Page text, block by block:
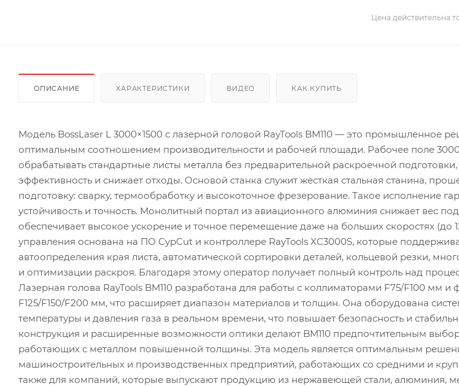
Цена действительна
ОПИСАНИЕ ХАРАКТЕРИСТИКИ ВИДЕО КАК КУПИТЬ
Модель BossLaser L 3000×1500 с лазерной головой RayTools BM110 — это промышленное
оптимальным соотношением производительности и рабочей площади. Рабочее поле
обрабатывать стандартные листы металла без предварительной раскроечной
эффективность и снижает отходы. Основой станка служит жесткая стальная станина,
подготовку: сварку, термообработку и высокоточное фрезерование. Такое исполнение
устойчивость и точность. Монолитный портал из авиационного алюминия снижает вес
обеспечивает высокое ускорение и точное перемещение даже на больших скоростях (до
управления основана на ПО CypCut и контроллере RayTools XC3000S, которые
автоопределения края листа, автоматической сортировки деталей, кольцевой резки,
и оптимизации раскроя. Благодаря этому оператор получает полный контроль над
Лазерная голова RayTools BM110 разработана для работы с коллиматорами F75/F100 мм
F125/F150/F200 мм, что расширяет диапазон материалов и толщин. Она оборудована
температуры и давления газа в реальном времени, что повышает безопасность и
конструкция и расширенные возможности оптики делают BM110 предпочтительным
работающих с металлом повышенной толщины. Эта модель является оптимальным
машиностроительных и производственных предприятий, работающих со средними и
также для компаний, которые выпускают продукцию из нержавеющей стали, алюминия,